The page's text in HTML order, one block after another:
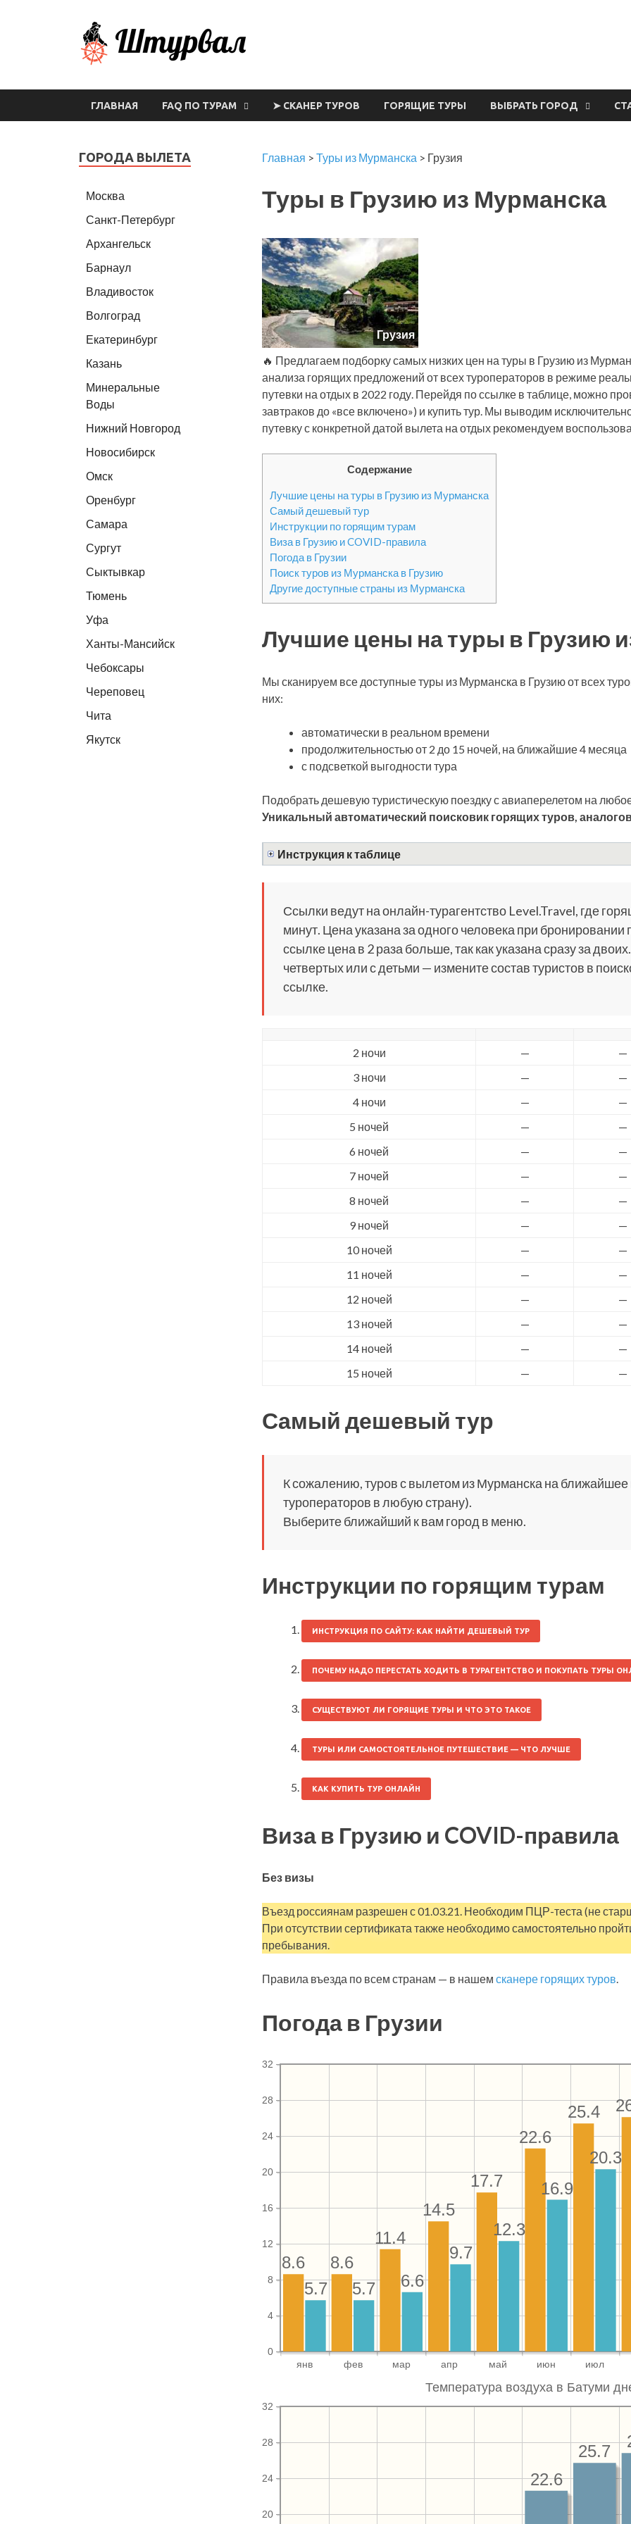
ГЛАВНАЯ FAQ ПО ТУРАМ ➤ СКАНЕР ТУРОВ ГОРЯЩИЕ ТУРЫ ВЫБРАТЬ ГОРОД
Главная > Туры из Мурманска > Грузия
Туры в Грузию из Мурманска
Грузия
🔥 Предлагаем подборку самых низких цен на туры в Грузию из
анализа горящих предложений от всех туроператоров в режиме
путевки на отдых в 2022 году. Перейдя по ссылке в таблице, можно
завтраков до «все включено») и купить тур. Мы выводим
путевку с конкретной датой вылета на отдых рекомендуем
Содержание
Лучшие цены на туры в Грузию из Мурманска
Самый дешевый тур
Инструкции по горящим турам
Виза в Грузию и COVID-правила
Погода в Грузии
Поиск туров из Мурманска в Грузию
Другие доступные страны из Мурманска
Лучшие цены на туры в Грузию
Мы сканируем все доступные туры из Мурманска в Грузию от всех
них:
автоматически в реальном времени
продолжительностью от 2 до 15 ночей, на ближайшие 4 месяца
с подсветкой выгодности тура
Подобрать дешевую туристическую поездку с авиаперелетом на
Уникальный автоматический поисковик горящих туров, аналогов
Инструкция к таблице
Ссылки ведут на онлайн-турагентство Level.Travel, где
минут. Цена указана за одного человека при
ссылке цена в 2 раза больше, так как указана сразу за
четвертых или с детьми — измените состав туристов в
ссылке.
2 ночи — —
3 ночи
— —
4 ночи
— —
5 ночей
— —
6 ночей
— —
7 ночей
— —
8 ночей
— —
9 ночей
— —
10 ночей
— —
11 ночей
— —
12 ночей
— —
13 ночей
— —
14 ночей
— —
15 ночей
— —
Самый дешевый тур
К сожалению, туров с вылетом из Мурманска на ближайшее
туроператоров в любую страну).
Выберите ближайший к вам город в меню.
Инструкции по горящим турам
ИНСТРУКЦИЯ ПО САЙТУ: КАК НАЙТИ ДЕШЕВЫЙ ТУР
ПОЧЕМУ НАДО ПЕРЕСТАТЬ ХОДИТЬ В ТУРАГЕНТСТВО И ПОКУПАТЬ ТУРЫ
СУЩЕСТВУЮТ ЛИ ГОРЯЩИЕ ТУРЫ И ЧТО ЭТО ТАКОЕ
ТУРЫ ИЛИ САМОСТОЯТЕЛЬНОЕ ПУТЕШЕСТВИЕ — ЧТО ЛУЧШЕ
КАК КУПИТЬ ТУР ОНЛАЙН
Виза в Грузию и COVID-правила
Без визы
Въезд россиянам разрешен с 01.03.21. Необходим ПЦР-теста (не
При отсутствии сертификата также необходимо самостоятельно
пребывания.
Правила въезда по всем странам — в нашем сканере горящих туров.
Погода в Грузии
ГОРОДА ВЫЛЕТА
Москва
Санкт-Петербург
Архангельск
Барнаул
Владивосток
Волгоград
Екатеринбург
Казань
Минеральные
Воды
Нижний Новгород
Новосибирск
Омск
Оренбург
Самара
Сургут
Сыктывкар
Тюмень
Уфа
Ханты-Мансийск
Чебоксары
Череповец
Чита
Якутск